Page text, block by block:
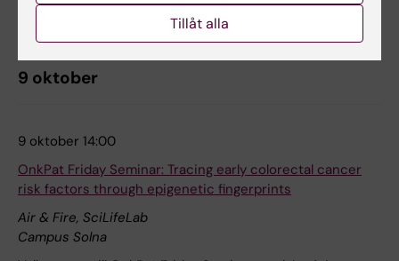
Konferenser och symposier
9 oktober
9 oktober 14:00
OnkPat Friday Seminar: Tracing early colorectal cancer
risk factors through epigenetic fingerprints
Air & Fire, SciLifeLab
Campus Solna
Tillåt alla